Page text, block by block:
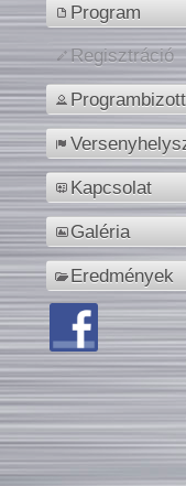
Program
Regisztráció
Kapcsolat
Galéria
Eredmények